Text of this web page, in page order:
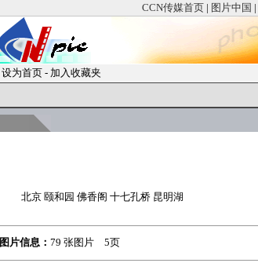
CCN传媒首页 | 图片中国 |
设为首页 - 加入收藏夹
北京 颐和园 佛香阁 十七孔桥 昆明湖
图片信息： 79 张图片 5页